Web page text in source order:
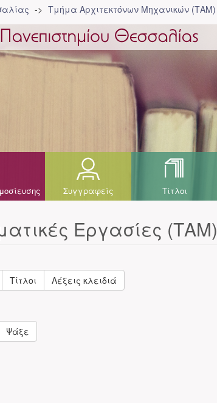
Τμήμα Αρχιτεκτόνων Μηχανικών (ΤΑΜ)
Συγγραφείς Τίτλοι
Εργασίες (ΤΑΜ)
Τίτλοι Λέξεις κλειδιά
Ψάξε